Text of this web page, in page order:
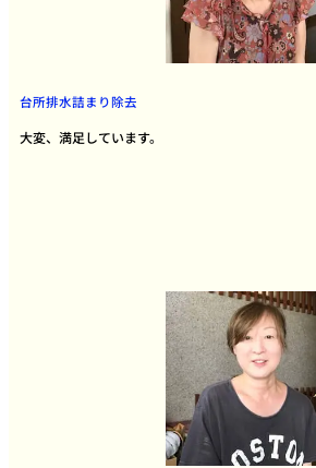
台所排水詰まり除去
大変、満足しています。